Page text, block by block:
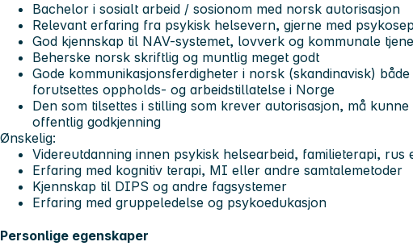
Bachelor i sosialt arbeid / sosionom med norsk autorisasjon
Relevant erfaring fra psykisk helsevern, gjerne med
God kjennskap til NAV-systemet, lovverk og kommunale
Beherske norsk skriftlig og muntlig meget godt
Gode kommunikasjonsferdigheter i norsk (skandinavisk)
forutsettes oppholds- og arbeidstillatelse i Norge
Den som tilsettes i stilling som krever autorisasjon, må
offentlig godkjenning
Ønskelig:
Videreutdanning innen psykisk helsearbeid, familieterapi, rus
Erfaring med kognitiv terapi, MI eller andre samtalemetoder
Kjennskap til DIPS og andre fagsystemer
Erfaring med gruppeledelse og psykoedukasjon
Personlige egenskaper